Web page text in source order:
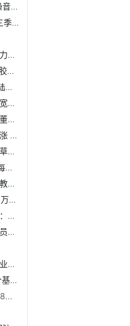
科学减重，健康轻盈！一起认识“食物噪音” 焦点热讯
讯息：财报速递：津膜科技2025年前三季度净利润134.10万元
特发信息公布“一种基于传感器的GIS电力设备局部放电定位装置...
每日焦点!PriceSeek提醒：西南顺丁橡胶现货小幅上行
胡海建眼中的“末端决胜论”，跨越速运陆运体系如何做到“快...
银发用户笑开颜荆门联通泉口营业厅用宽带架起温情“网”事_热讯
锐新科技聘任李然为董秘：无上市公司董秘工作经验 热头条
焦点热文：天风证券：动力煤超预期大涨 上调年内目标价至750...
视频丨太治愈了！金秋时节，广西南山草原风景如画 当前关注
纳指轻微低开，通用汽车绩后涨超9%|每日视点
国内首个面向中小学的国产化人工智能教室正式落成揭牌
每日热议!希玛医疗回购20万股 金额38万港元
焦点速讯：和合之美丨三江源国家公园：高原净土的丰盈与浪漫
[快讯]雷电微力:关于董事、高级管理人员减持股份计划期间届满...
南京金雨茂物战新软信人工智能创投企业登记成立
多家银行下调存款利率：有的直降80个基点 有的“存三年不如...
红旗E-QM5换电版车型正式上市 售8.98万元